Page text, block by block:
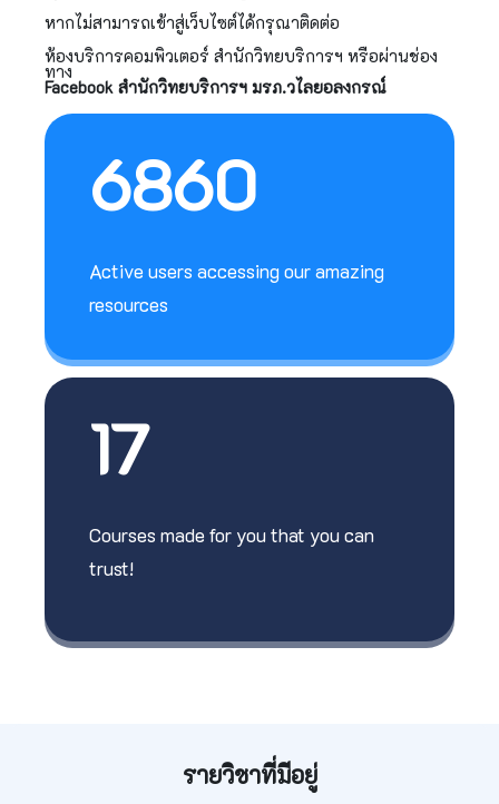
หากไม่สามารถเข้าสู่เว็บไซต์ได้กรุณาติดต่อ
ห้องบริการคอมพิวเตอร์ สำนักวิทยบริการฯ หรือผ่านช่อง
ทาง
Facebook สำนักวิทยบริการฯ มรภ.วไลยอลงกรณ์
6860
Active users accessing our amazing
resources
17
Courses made for you that you can
trust!
รายวิชาที่มีอยู่